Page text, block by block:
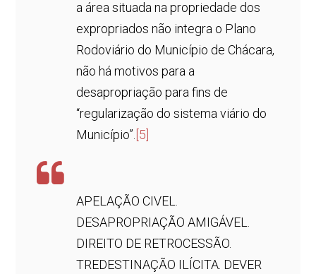
a área situada na propriedade dos
expropriados não integra o Plano
Rodoviário do Município de Chácara,
não há motivos para a
desapropriação para fins de
“regularização do sistema viário do
Município”. [5]
APELAÇÃO CIVEL.
DESAPROPRIAÇÃO AMIGÁVEL.
DIREITO DE RETROCESSÃO.
TREDESTINAÇÃO ILÍCITA. DEVER